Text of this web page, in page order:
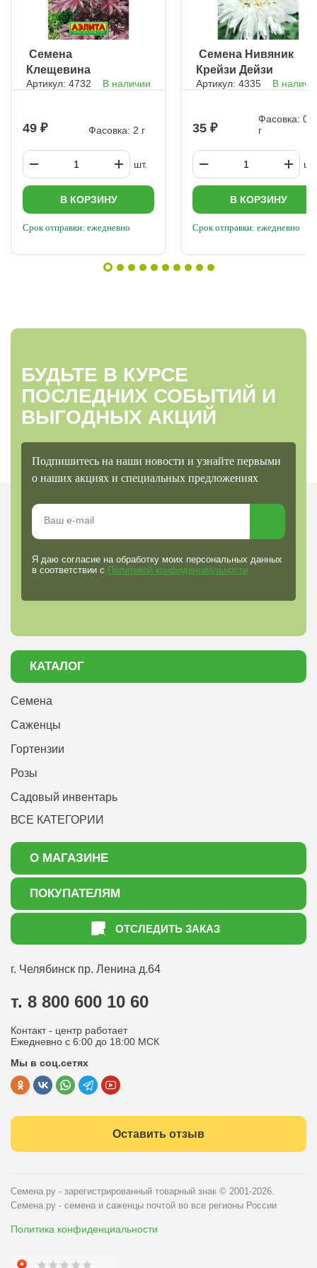
ㅤ Семена
Клещевина
Горячее сердце
Артикул: 4732 В наличии
49 Фасовка: 2 г
шт.
В КОРЗИНУ
Срок отправки: ежедневно
ㅤ Семена Нивяник
Крейзи Дейзи
Артикул: 4335 В
35
Фасовка:
г
шт.
В КОРЗИНУ
Срок отправки: ежедневно
БУДЬТЕ В КУРСЕ
ПОСЛЕДНИХ СОБЫТИЙ И
ВЫГОДНЫХ АКЦИЙ
Подпишитесь на наши новости и узнайте первыми
о наших акциях и специальных предложениях
Я даю согласие на обработку моих персональных данных
в соответствии с Политикой конфиденциальности
КАТАЛОГ
Семена
Саженцы
Гортензии
Розы
Садовый инвентарь
ВСЕ КАТЕГОРИИ
О МАГАЗИНЕ
О нас
Акции
ПОКУПАТЕЛЯМ
Как оформить заказ
Статьи садоводу
Оптовым покупателям
Политика конфиденциальности
Публичная оферта
ОТСЛЕДИТЬ ЗАКАЗ
г. Челябинск пр. Ленина д.64
т. 8 800 600 10 60
Контакт - центр работает
Ежедневно с 6:00 до 18:00 МСК
Мы в соц.сетях
Оставить отзыв
Семена.ру - зарегистрированный товарный знак © 2001-2026.
Семена.ру - семена и саженцы почтой во все регионы России
Политика конфиденциальности